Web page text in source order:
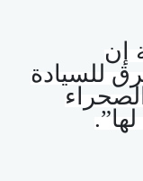
إن
للسيادة